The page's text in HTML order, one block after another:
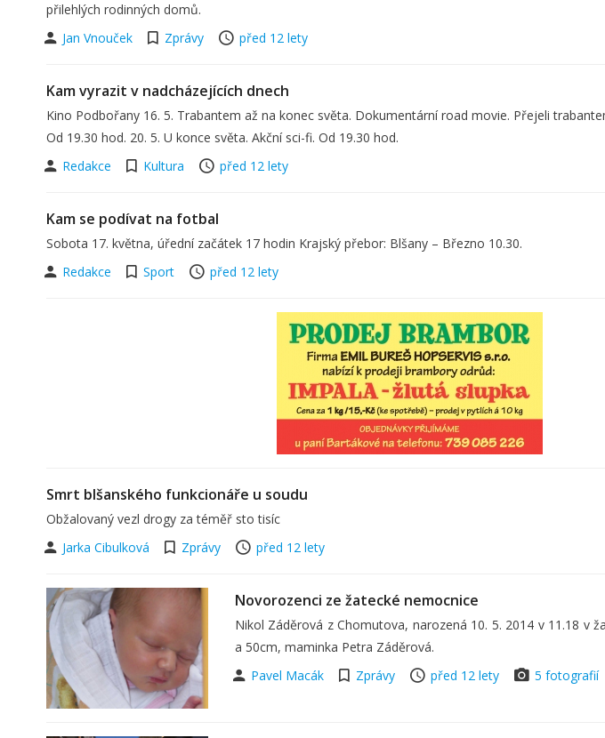
přilehlých rodinných domů.
Jan Vnouček
Zprávy před 12 lety
Kam vyrazit v nadcházejících dnech
Kino Podbořany 16. 5. Trabantem až na konec světa. Dokumentární road movie. Přejeli
Od 19.30 hod. 20. 5. U konce světa. Akční sci-fi. Od 19.30 hod.
Redakce
Kultura před 12 lety
Kam se podívat na fotbal
Sobota 17. května, úřední začátek 17 hodin Krajský přebor: Blšany – Březno 10.30.
Redakce
Sport před 12 lety
Smrt blšanského funkcionáře u soudu
Obžalovaný vezl drogy za téměř sto tisíc
Jarka Cibulková
Zprávy před 12 lety
Novorozenci ze žatecké nemocnice
Nikol Záděrová z Chomutova, narozená 10. 5. 2014 v 11.18 v
a 50cm, maminka Petra Záděrová.
Pavel Macák
Zprávy před 12 lety 5 fotografií